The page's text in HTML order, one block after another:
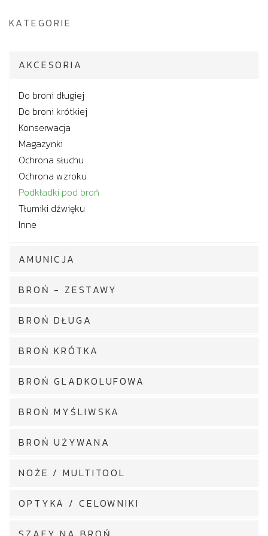
KATEGORIE
AKCESORIA
Do broni długiej
Do broni krótkiej
Konserwacja
Magazynki
Ochrona słuchu
Ochrona wzroku
Podkładki pod broń
Tłumiki dźwięku
Inne
AMUNICJA
BROŃ - ZESTAWY
BROŃ DŁUGA
BROŃ KRÓTKA
BROŃ GLADKOLUFOWA
BROŃ MYŚLIWSKA
BROŃ UŻYWANA
NOŻE / MULTITOOL
OPTYKA / CELOWNIKI